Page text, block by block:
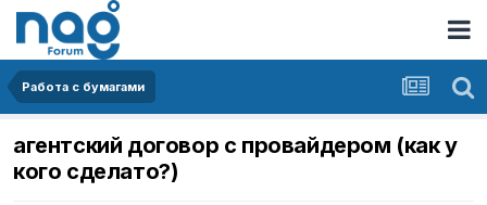
Работа с бумагами
агентский договор с провайдером (как у
кого сделато?)